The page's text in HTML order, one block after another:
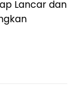
Lancar dan